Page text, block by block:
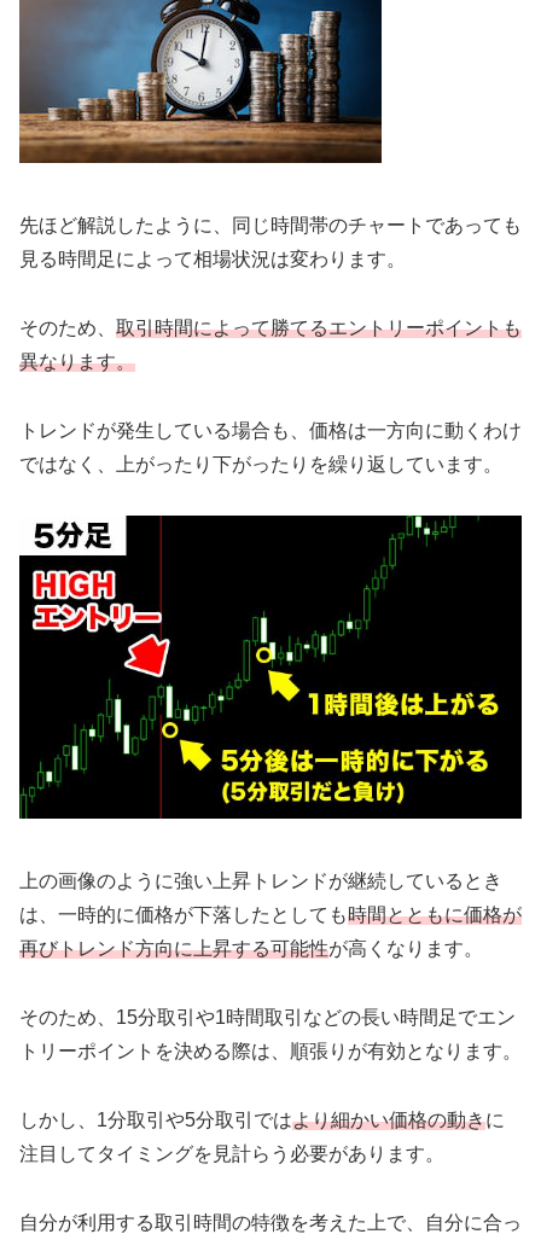
先ほど解説したように、同じ時間帯のチャートであっても
見る時間足によって相場状況は変わります。
そのため、 取引時間によって勝てるエントリーポイントも
異なります。
トレンドが発生している場合も、価格は一方向に動くわけ
ではなく、上がったり下がったりを繰り返しています。
上の画像のように強い上昇トレンドが継続しているとき
は、一時的に価格が下落したとしても時間とともに価格が
再びトレンド方向に上昇する可能性が高くなります。
そのため、15分取引や1時間取引などの長い時間足でエン
トリーポイントを決める際は、順張りが有効となります。
しかし、1分取引や5分取引ではより細かい価格の動きに
注目してタイミングを見計らう必要があります。
自分が利用する取引時間の特徴を考えた上で、自分に合っ